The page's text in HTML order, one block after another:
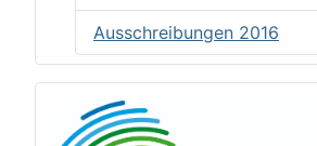
Ausschreibungen 2016